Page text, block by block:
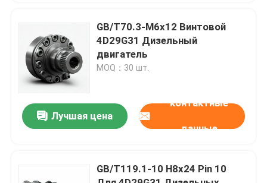
Контроль качества
Свяжитесь с нами
Запросите цитату
Сборка блока двигателя и принадлежности
GB/T70.3-M6x12 Винтовой
4D29G31 Дизельный
двигатель
MOQ：30 шт.
Лучшая цена
контактные
данные
GB/T119.1-10 H8x24 Pin 10